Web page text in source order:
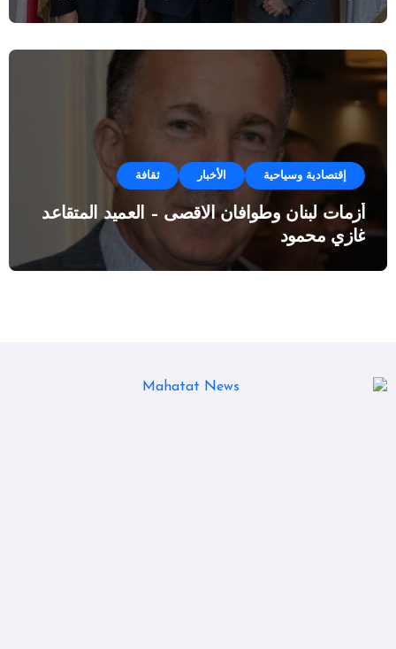
إقتصادية وسياحية الأخبار ثقافة
أزمات لبنان وطوافان الاقصى – العميد المتقاعد
غازي محمود